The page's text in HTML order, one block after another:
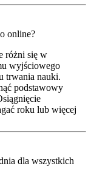
online?
różni się w
wyjściowego
trwania nauki.
podstawowy
roku lub więcej
dla wszystkich